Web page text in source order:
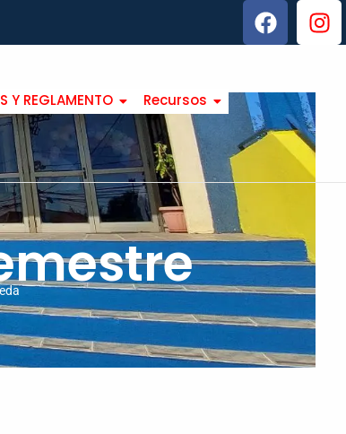
Y REGLAMENTO Recursos